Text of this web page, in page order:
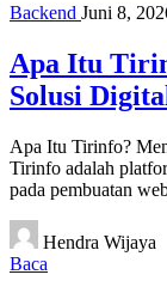
Backend Juni 8,
Apa Itu
Solusi
Apa Itu Tirinfo?
Tirinfo adalah
pada pembuatan
Hendra Wijaya
Baca